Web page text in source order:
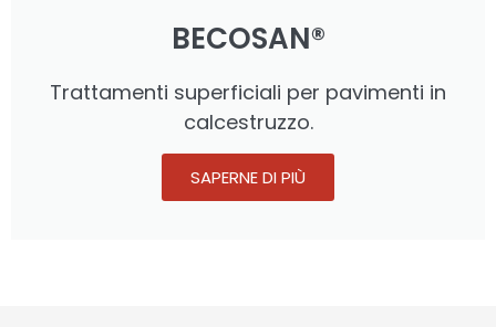
BECOSAN®
Trattamenti superficiali per pavimenti in
calcestruzzo.
SAPERNE DI PIÙ